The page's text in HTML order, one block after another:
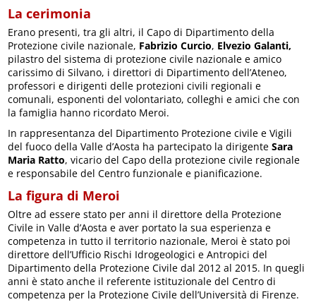
La cerimonia
Erano presenti, tra gli altri, il Capo di Dipartimento della
Protezione civile nazionale, Fabrizio Curcio, Elvezio Galanti,
pilastro del sistema di protezione civile nazionale e amico
carissimo di Silvano, i direttori di Dipartimento dell’Ateneo,
professori e dirigenti delle protezioni civili regionali e
comunali, esponenti del volontariato, colleghi e amici che con
la famiglia hanno ricordato Meroi.
In rappresentanza del Dipartimento Protezione civile e Vigili
del fuoco della Valle d’Aosta ha partecipato la dirigenteSara
Maria Ratto, vicario del Capo della protezione civile regionale
e responsabile del Centro funzionale e pianificazione.
La figura di Meroi
Oltre ad essere stato per anni il direttore della Protezione
Civile in Valle d’Aosta e aver portato la sua esperienza e
competenza in tutto il territorio nazionale, Meroi è stato poi
direttore dell’Ufficio Rischi Idrogeologici e Antropici del
Dipartimento della Protezione Civile dal 2012 al 2015. In quegli
anni è stato anche il referente istituzionale del Centro di
competenza per la Protezione Civile dell’Università di Firenze.